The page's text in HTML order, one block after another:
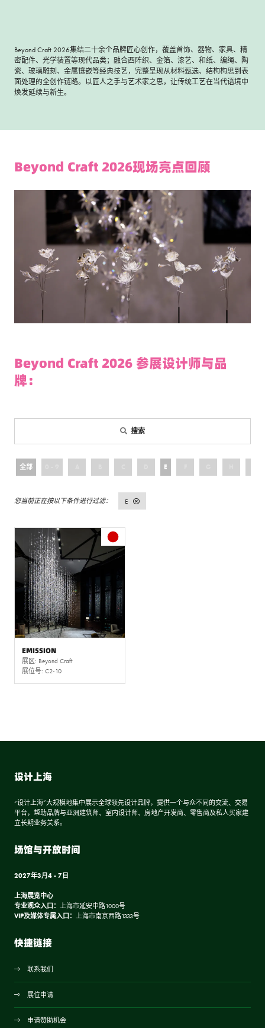
Beyond Craft 2026集结二十余个品牌匠心创作，覆盖首饰、器物、家具、精
密配件、光学装置等现代品类；融合西阵织、金箔、漆艺、和纸、编绳、陶
瓷、玻璃雕刻、金属镶嵌等经典技艺，完整呈现从材料甄选、结构构思到表
面处理的全创作链路。以匠人之手与艺术家之思，让传统工艺在当代语境中
焕发延续与新生。
Beyond Craft 2026现场亮点回顾
Beyond Craft 2026 参展设计师与品
牌：
搜索
全部 E
E
EMISSION
展区: Beyond Craft
展位号: C2-10
设计上海
“设计上海”大规模地集中展示全球领先设计品牌，提供一个与众不同的交流、交易
平台，帮助品牌与亚洲建筑师、室内设计师、房地产开发商、零售商及私人买家建
立长期业务关系。
场馆与开放时间
2027年3月4 - 7日
上海展览中心
专业观众入口： 上海市延安中路1000号
VIP及媒体专属入口： 上海市南京西路1333号
快捷链接
联系我们
展位申请
申请赞助机会